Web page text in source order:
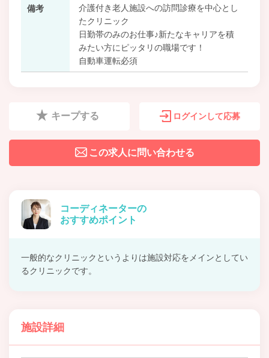
備考
介護付き老人施設への訪問診療を中心とし
たクリニック
日勤帯のみのお仕事♪新たなキャリアを積
みたい方にピッタリの職場です！
自動車運転必須
キープする ログインして応募
この求人に問い合わせる
コーディネーターの
おすすめポイント
一般的なクリニックというよりは施設対応をメインとしてい
るクリニックです。
施設詳細